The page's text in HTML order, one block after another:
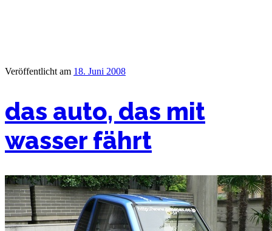
Veröffentlicht am 18. Juni 2008
das auto, das mit
wasser fährt